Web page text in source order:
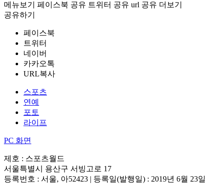
메뉴보기 페이스북 공유 트위터 공유 url 공유 더보기
공유하기
페이스북
트위터
네이버
카카오톡
URL복사
스포츠
연예
포토
라이프
PC 화면
제호 : 스포츠월드
서울특별시 용산구 서빙고로 17
등록번호 : 서울, 아52423 | 등록일(발행일) : 2019년 6월 23일